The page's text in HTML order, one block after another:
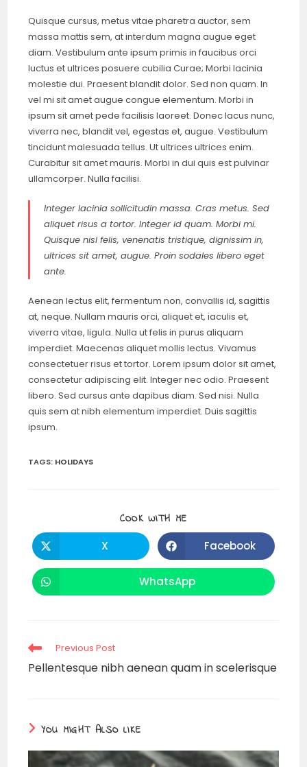
Quisque cursus, metus vitae pharetra auctor, sem
massa mattis sem, at interdum magna augue eget
diam. Vestibulum ante ipsum primis in faucibus orci
luctus et ultrices posuere cubilia Curae; Morbi lacinia
molestie dui. Praesent blandit dolor. Sed non quam. In
vel mi sit amet augue congue elementum. Morbi in
ipsum sit amet pede facilisis laoreet. Donec lacus nunc,
viverra nec, blandit vel, egestas et, augue. Vestibulum
tincidunt malesuada tellus. Ut ultrices ultrices enim.
Curabitur sit amet mauris. Morbi in dui quis est pulvinar
ullamcorper. Nulla facilisi.
Integer lacinia sollicitudin massa. Cras metus. Sed
aliquet risus a tortor. Integer id quam. Morbi mi.
Quisque nisl felis, venenatis tristique, dignissim in,
ultrices sit amet, augue. Proin sodales libero eget
ante.
Aenean lectus elit, fermentum non, convallis id, sagittis
at, neque. Nullam mauris orci, aliquet et, iaculis et,
viverra vitae, ligula. Nulla ut felis in purus aliquam
imperdiet. Maecenas aliquet mollis lectus. Vivamus
consectetuer risus et tortor. Lorem ipsum dolor sit amet,
consectetur adipiscing elit. Integer nec odio. Praesent
libero. Sed cursus ante dapibus diam. Sed nisi. Nulla
quis sem at nibh elementum imperdiet. Duis sagittis
ipsum.
TAGS: HOLIDAYS
COOK WITH ME
X
Facebook
WhatsApp
Previous Post
Pellentesque nibh aenean quam in scelerisque
YOU MIGHT ALSO LIKE